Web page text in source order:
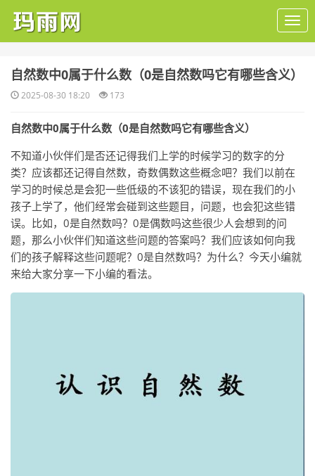
​自然数中0属于什么数（0是自然数吗它有哪些含义）
2025-08-30 18:20 173
自然数中0属于什么数（0是自然数吗它有哪些含义）
不知道小伙伴们是否还记得我们上学的时候学习的数字的分
类？应该都还记得自然数，奇数偶数这些概念吧？我们以前在
学习的时候总是会犯一些低级的不该犯的错误，现在我们的小
孩子上学了，他们经常会碰到这些题目，问题，也会犯这些错
误。比如，0是自然数吗？0是偶数吗这些很少人会想到的问
题，那么小伙伴们知道这些问题的答案吗？我们应该如何向我
们的孩子解释这些问题呢？0是自然数吗？为什么？今天小编就
来给大家分享一下小编的看法。